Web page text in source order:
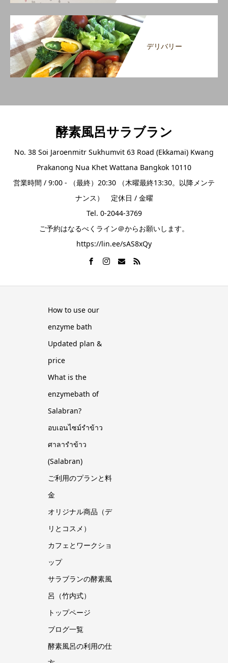
デリバリー
酵素風呂サラブラン
No. 38 Soi Jaroenmitr Sukhumvit 63 Road (Ekkamai) Kwang
Prakanong Nua Khet Wattana Bangkok 10110
営業時間 / 9:00 - （最終）20:30 （木曜最終13:30。以降メンテ
ナンス） 定休日 / 金曜
Tel. 0-2044-3769
ご予約はなるべくライン＠からお願いします。
https://lin.ee/sAS8xQy
How to use our
enzyme bath
Updated plan &
price
What is the
enzymebath of
Salabran?
อบเอนไซม์รำข้าว
ศาลารำข้าว
(Salabran)
ご利用のプランと料
金
オリジナル商品（デ
リとコスメ）
カフェとワークショ
ップ
サラブランの酵素風
呂（竹内式）
トップページ
ブログ一覧
酵素風呂の利用の仕